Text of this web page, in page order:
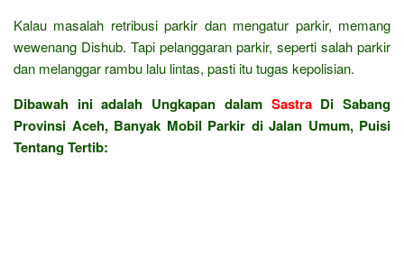
Kalau masalah retribusi parkir dan mengatur parkir, memang
wewenang Dishub. Tapi pelanggaran parkir, seperti salah parkir
dan melanggar rambu lalu lintas, pasti itu tugas kepolisian.
Dibawah ini adalah Ungkapan dalam SastraDi Sabang
Provinsi Aceh, Banyak Mobil Parkir di Jalan Umum, Puisi
Tentang Tertib: